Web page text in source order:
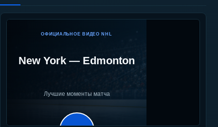
ОФИЦИАЛЬНОЕ ВИДЕО NHL
New York — Edmonton
Лучшие моменты матча